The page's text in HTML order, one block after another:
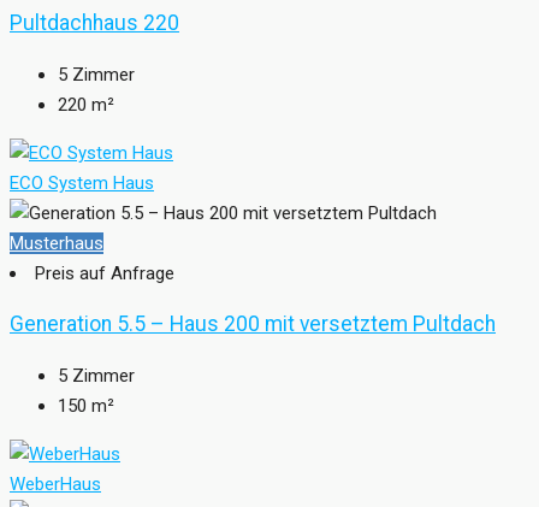
Pultdachhaus 220
5 Zimmer
220 m²
ECO System Haus
Musterhaus
Preis auf Anfrage
Generation 5.5 – Haus 200 mit versetztem Pultdach
5 Zimmer
150 m²
WeberHaus